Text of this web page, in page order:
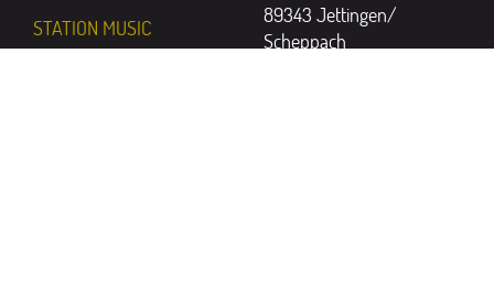
STATION MUSIC
89343 Jettingen/
Scheppach